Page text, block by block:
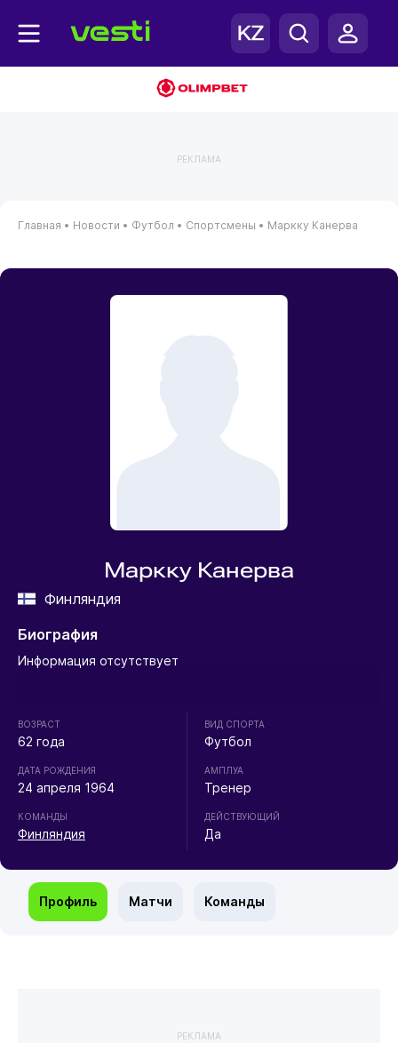
РЕКЛАМА
Главная • Новости • Футбол • Спортсмены • Маркку Канерва
Маркку Канерва
Финляндия
Биография
Информация отсутствует
ВОЗРАСТ
62 года
ДАТА РОЖДЕНИЯ
24 апреля 1964
КОМАНДЫ
Финляндия
ВИД СПОРТА
Футбол
АМПЛУА
Тренер
ДЕЙСТВУЮЩИЙ
Да
Профиль Матчи Команды
РЕКЛАМА